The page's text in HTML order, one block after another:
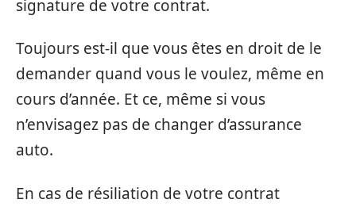
signature de votre contrat.
Toujours est-il que vous êtes en droit de le
demander quand vous le voulez, même en
cours d’année. Et ce, même si vous
n’envisagez pas de changer d’assurance
auto.
En cas de résiliation de votre contrat